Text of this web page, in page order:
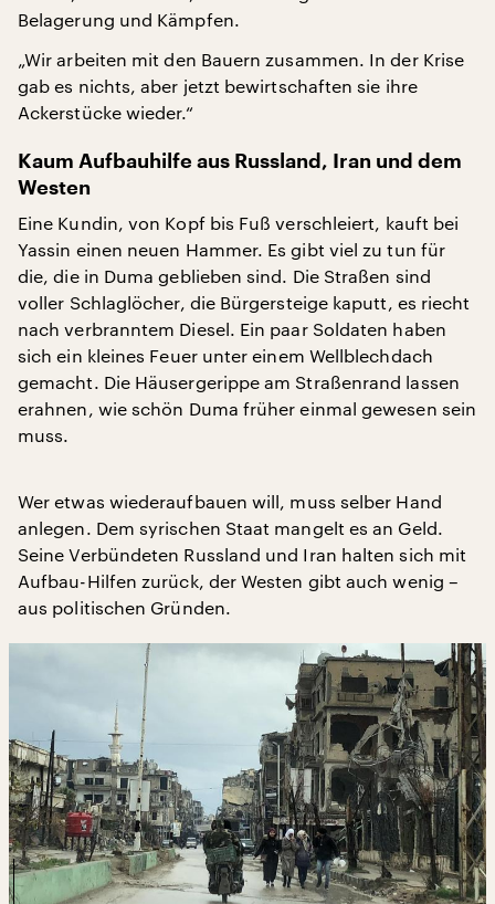
Belagerung und Kämpfen.
„Wir arbeiten mit den Bauern zusammen. In der Krise
gab es nichts, aber jetzt bewirtschaften sie ihre
Ackerstücke wieder.“
Kaum Aufbauhilfe aus Russland, Iran und dem
Westen
Eine Kundin, von Kopf bis Fuß verschleiert, kauft bei
Yassin einen neuen Hammer. Es gibt viel zu tun für
die, die in Duma geblieben sind. Die Straßen sind
voller Schlaglöcher, die Bürgersteige kaputt, es riecht
nach verbranntem Diesel. Ein paar Soldaten haben
sich ein kleines Feuer unter einem Wellblechdach
gemacht. Die Häusergerippe am Straßenrand lassen
erahnen, wie schön Duma früher einmal gewesen sein
muss.
Wer etwas wiederaufbauen will, muss selber Hand
anlegen. Dem syrischen Staat mangelt es an Geld.
Seine Verbündeten Russland und Iran halten sich mit
Aufbau-Hilfen zurück, der Westen gibt auch wenig –
aus politischen Gründen.